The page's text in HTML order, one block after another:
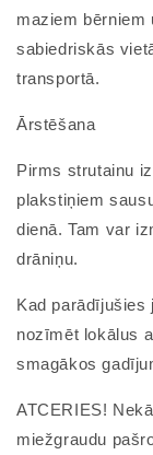
maziem bērniem
sabiedriskās
transportā.
Ārstēšana
Pirms strutainu
plakstiņiem
dienā. Tam var
drāniņu.
Kad
nozīmēt lokālus
smagākos
ATCERIES!
miežgraudu